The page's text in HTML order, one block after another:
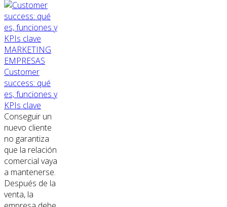
MARKETING
EMPRESAS
Customer
success: qué
es, funciones y
KPIs clave
Conseguir un
nuevo cliente
no garantiza
que la relación
comercial vaya
a mantenerse.
Después de la
venta, la